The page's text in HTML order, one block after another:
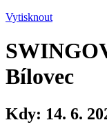
Vytisknout
Bílovec
Kdy: 14. 6.